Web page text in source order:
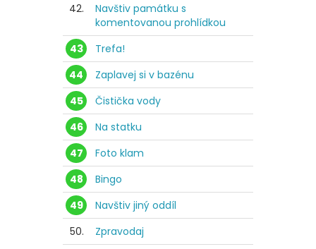
42.
Navštiv památku s
komentovanou prohlídkou
43
Trefa!
44
Zaplavej si v bazénu
45
Čistička vody
46
Na statku
47
Foto klam
48
Bingo
49
Navštiv jiný oddíl
50.
Zpravodaj